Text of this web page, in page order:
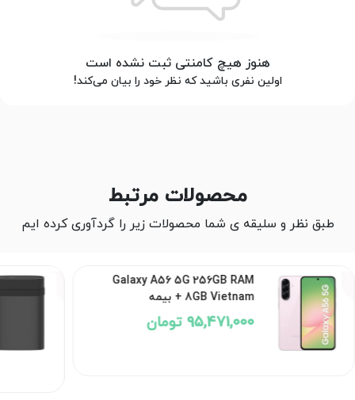
هنوز هیچ کامنتی ثبت نشده است
اولین نفری باشید که نظر خود را بیان می‌کند!
محصولات مرتبط
طبق نظر و سلیقه ی شما محصولات زیر را گردآوری کرده ایم
Galaxy A56 5G 256GB RAM
8GB Vietnam + بیمه
95,471,000 تومان